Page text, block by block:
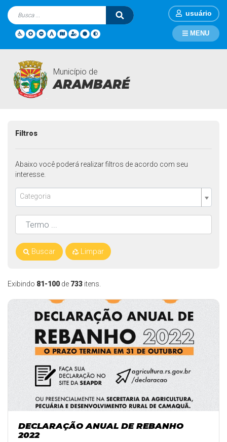
usuário
Município de
ARAMBARÉ
MENU
Notícias
Exibindo 81-100 de 733 itens.
DECLARAÇÃO ANUAL DE REBANHO
2022
Filtros
Abaixo você poderá realizar filtros de acordo com seu
interesse.
Categoria
Buscar Limpar